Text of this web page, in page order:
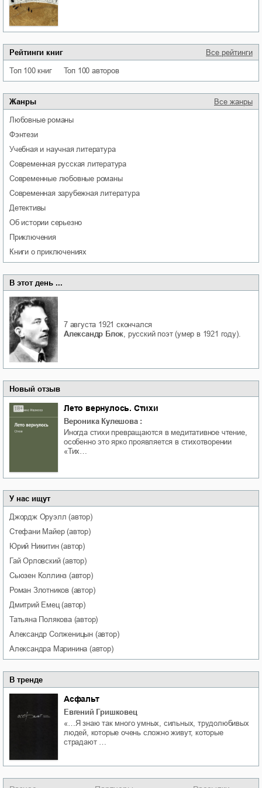
Рейтинги книг Все рейтинги
Топ 100 книг Топ 100 авторов
Жанры Все жанры
любовные романы
фэнтези
учебная и научная литература
современная русская литература
современные любовные романы
современная зарубежная литература
детективы
об истории серьезно
приключения
книги о приключениях
В этот день ...
7 августа 1921 скончался
Александр Блок, русский поэт (умер в 1921 году).
Новый отзыв
Лето вернулось. Стихи
Вероника Кулешова :
Иногда стихи превращаются в медитативное чтение,
особенно это ярко проявляется в стихотворении
«Тих…
У нас ищут
Джордж Оруэлл (автор)
Стефани Майер(автор)
Юрий Никитин(автор)
Гай Орловский(автор)
Сьюзен Коллинз (автор)
Роман Злотников (автор)
Дмитрий Емец(автор)
Татьяна Полякова(автор)
Александр Солженицын (автор)
Александра Маринина (автор)
В тренде
Асфальт
Евгений Гришковец
«…Я знаю так много умных, сильных, трудолюбивых
людей, которые очень сложно живут, которые
страдают …